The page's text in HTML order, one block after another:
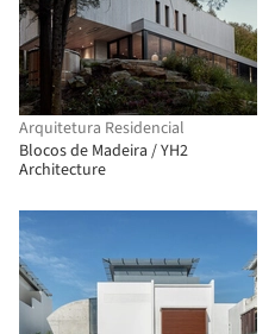
Arquitetura Residencial
Blocos de Madeira / YH2
Architecture